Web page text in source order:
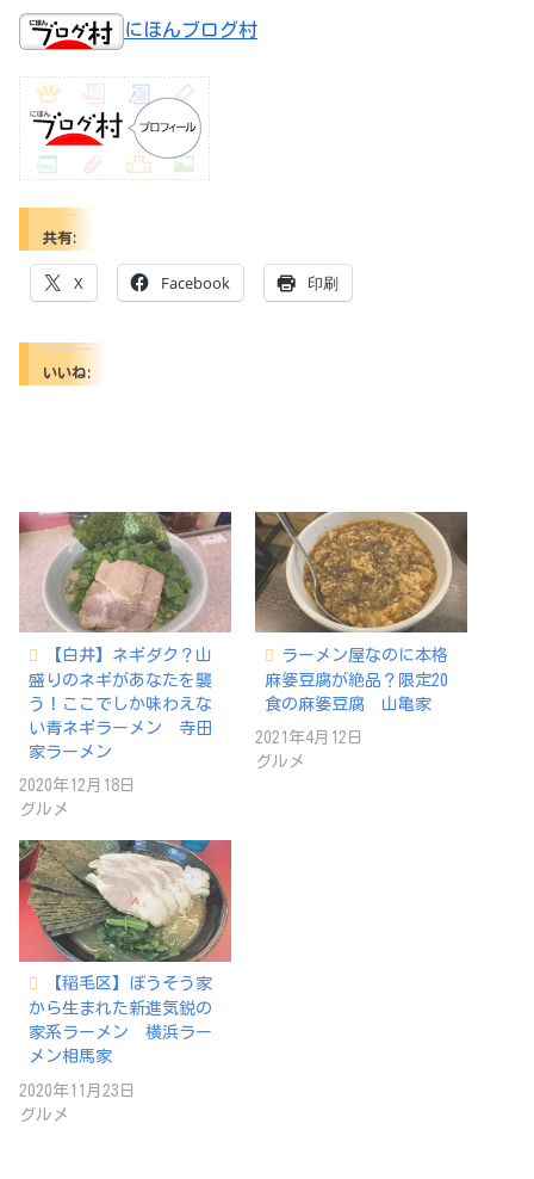
にほんブログ村
共有:
X Facebook 印刷
いいね:
【白井】ネギダク？山
盛りのネギがあなたを襲
う！ここでしか味わえな
い青ネギラーメン 寺田
家ラーメン
2020年12月18日
グルメ
ラーメン屋なのに本格
麻婆豆腐が絶品？限定20
食の麻婆豆腐 山亀家
2021年4月12日
グルメ
【稲毛区】ぼうそう家
から生まれた新進気鋭の
家系ラーメン 横浜ラー
メン相馬家
2020年11月23日
グルメ